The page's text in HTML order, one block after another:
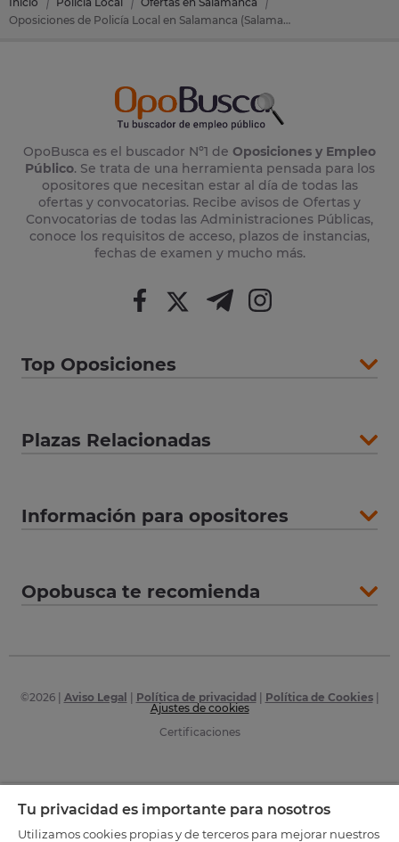
Oposiciones de Policía Local en Salamanca (Salamanca)
OpoBusca es el buscador Nº1 de Oposiciones y Empleo
Público. Se trata de una herramienta pensada para los
opositores que necesitan estar al día de todas las
ofertas y convocatorias. Recibe avisos de Ofertas y
Convocatorias de todas las Administraciones Públicas,
conoce los requisitos de acceso, plazos de instancias,
fechas de examen y mucho más.
Top Oposiciones
Plazas Relacionadas
Información para opositores
Opobusca te recomienda
©2026| Aviso Legal Política de privacidad Política de Cookies|
Ajustes de cookies
Certificaciones
Tu privacidad es importante para nosotros
Utilizamos cookies propias y de terceros para mejorar nuestros